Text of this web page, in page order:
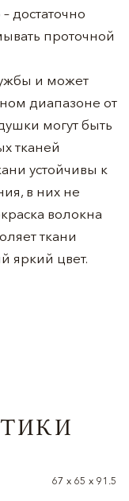
достаточно
проточной
и может
диапазоне от
могут быть
тканей
устойчивы к
в них не
волокна
ткани
яркий цвет.
67 х 65 х 91.5